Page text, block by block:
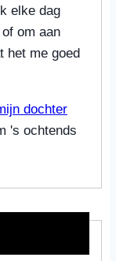
elke dag
om aan
het me goed
dochter
's ochtends